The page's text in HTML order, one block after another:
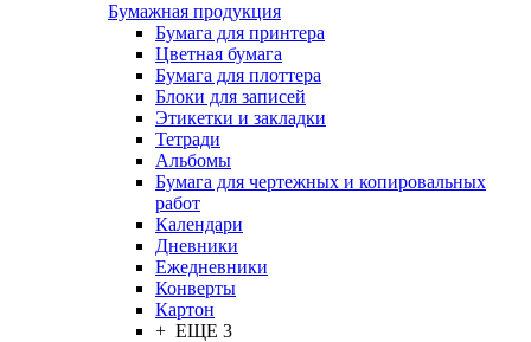
Бумажная продукция
Бумага для принтера
Цветная бумага
Бумага для плоттера
Блоки для записей
Этикетки и закладки
Тетради
Альбомы
Бумага для чертежных и копировальных
работ
Календари
Дневники
Ежедневники
Конверты
Картон
+ ЕЩЕ 3